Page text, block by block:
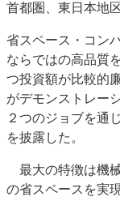
運営
会社案内
購読
お問い合わせ
首都圏、東日本地
省スペース・コン
ならではの高品質
つ投資額が比較的
がデモンストレー
２つのジョブを通
を披露した。
最大の特徴は機
の省スペースを実